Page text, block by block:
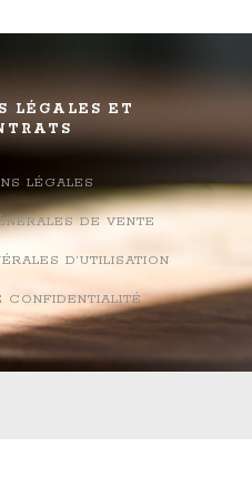
LÉGALES ET
LÉGALES
DE VENTE
D’UTILISATION
CONFIDENTIALITÉ